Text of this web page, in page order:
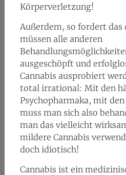
Körperverletzung!
Außerdem, so fordert das
müssen alle anderen
ausgeschöpft und
Cannabis ausprobiert
total irrational: Mit den
Psychopharmaka, mit
muss man sich also
man das vielleicht
mildere Cannabis
doch idiotisch!
Cannabis ist ein